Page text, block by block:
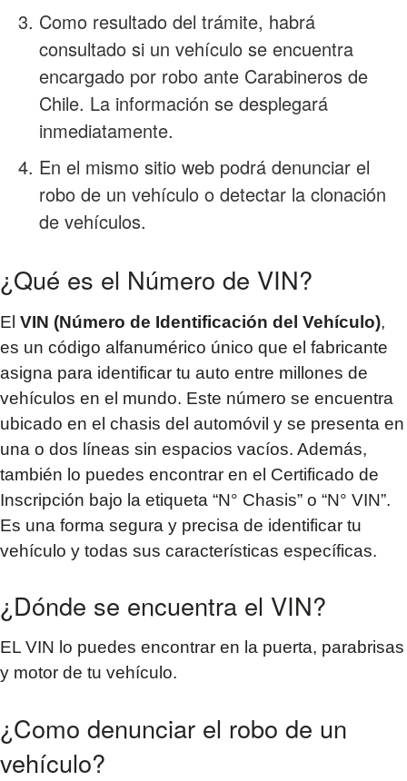
Como resultado del trámite, habrá
consultado si un vehículo se encuentra
encargado por robo ante Carabineros de
Chile. La información se desplegará
inmediatamente.
En el mismo sitio web podrá denunciar el
robo de un vehículo o detectar la clonación
de vehículos.
¿Qué es el Número de VIN?
El VIN (Número de Identificación del Vehículo),
es un código alfanumérico único que el fabricante
asigna para identificar tu auto entre millones de
vehículos en el mundo. Este número se encuentra
ubicado en el chasis del automóvil y se presenta en
una o dos líneas sin espacios vacíos. Además,
también lo puedes encontrar en el Certificado de
Inscripción bajo la etiqueta “N° Chasis” o “N° VIN”.
Es una forma segura y precisa de identificar tu
vehículo y todas sus características específicas.
¿Dónde se encuentra el VIN?
EL VIN lo puedes encontrar en la puerta, parabrisas
y motor de tu vehículo.
¿Como denunciar el robo de un
vehículo?